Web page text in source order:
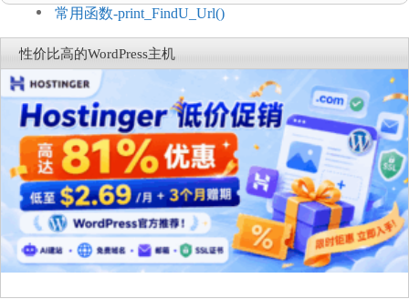
常用函数-print_FindU_Url()
性价比高的WordPress主机